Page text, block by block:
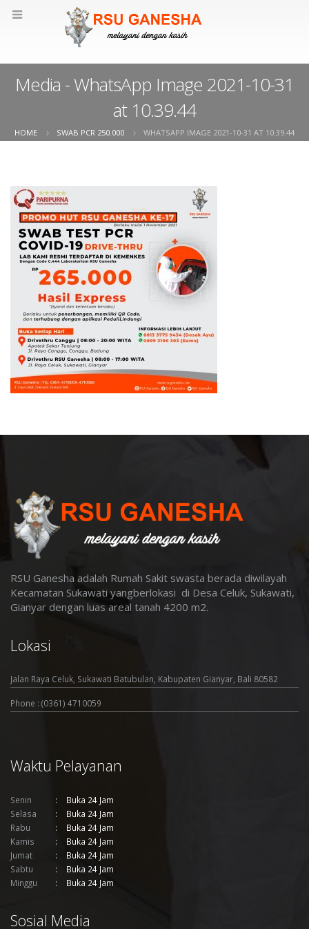
Media - WhatsApp Image 2021-10-31
at 10.39.44
HOME SWAB PCR 250.000 WHATSAPP IMAGE 2021-10-31 AT 10.39.44
RSU Ganesha adalah Rumah Sakit swasta berada diwilayah
Kecamatan Sukawati yangberlokasi di Desa Celuk, Sukawati,
Gianyar dengan luas areal tanah 4200 m2.
Lokasi
Jalan Raya Celuk, Sukawati Batubulan, Kabupaten Gianyar, Bali 80582
Phone : (0361) 4710059
Waktu Pelayanan
Senin
Buka 24 Jam
Selasa
Buka 24 Jam
Rabu
Buka 24 Jam
Kamis
Buka 24 Jam
Jumat
Buka 24 Jam
Sabtu
Buka 24 Jam
Minggu
Buka 24 Jam
Sosial Media